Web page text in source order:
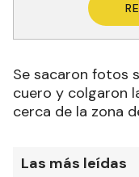
Se sacaron fotos
cuero y colgaron
cerca de la zona
Las más leídas